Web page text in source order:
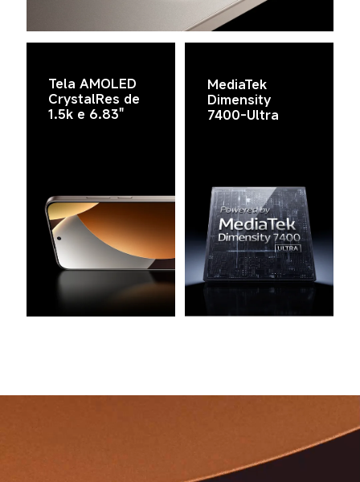
Tela AMOLED
CrystalRes de
1.5k e 6.83"
MediaTek
Dimensity
7400-Ultra